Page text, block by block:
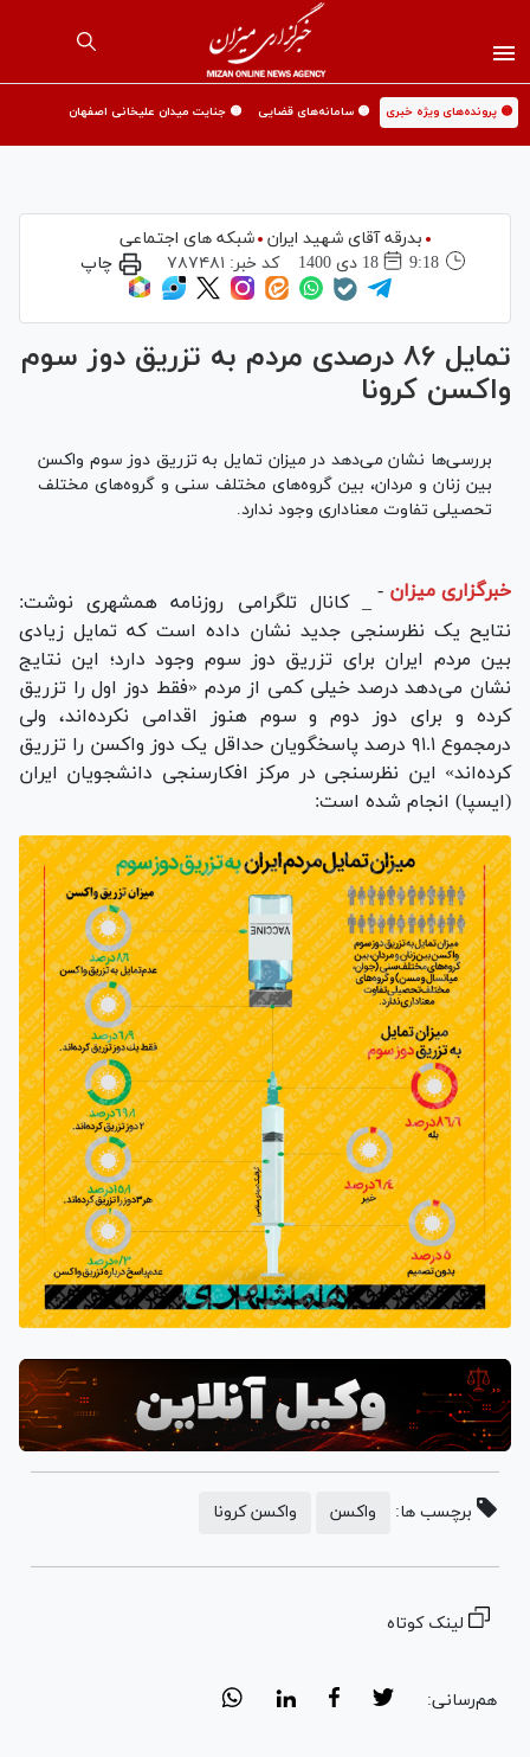
🟡 پرونده‌های ویژه خبری 🟡 سامانه‌های قضایی 🟡 جنایت میدان علیخانی اصفهان
بدرقه آقای شهید ایران
شبکه های اجتماعی
9:18
18 دی 1400 کد خبر: ۷۸۷۴۸۱ چاپ
تمایل ۸۶ درصدی مردم به تزریق دوز سوم
واکسن کرونا
بررسی‌ها نشان می‌دهد در میزان تمایل به تزریق دوز سوم واکسن
بین زنان و مردان، بین گروه‌های مختلف سنی و گروه‌های مختلف
تحصیلی تفاوت معناداری وجود ندارد.
خبرگزاری میزان - _ کانال تلگرامی روزنامه همشهری نوشت:
نتایح یک نظرسنجی جدید نشان داده است که تمایل زیادی
بین مردم ایران برای تزریق دوز سوم وجود دارد؛ این نتایج
نشان می‌دهد درصد خیلی کمی از مردم «فقط دوز اول را تزریق
کرده و برای دوز دوم و سوم هنوز اقدامی نکرده‌اند، ولی
درمجموع ۹۱.۱ درصد پاسخگویان حداقل یک دوز واکسن را تزریق
کرده‌اند» این نظرسنجی در مرکز افکارسنجی دانشجویان ایران
(ایسپا) انجام شده است:
برچسب ها: واکسن واکسن کرونا
لینک کوتاه
هم‌رسانی: